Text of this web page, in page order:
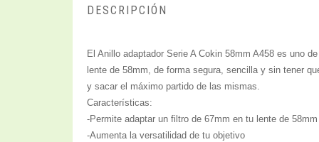
DESCRIPCIÓN
El Anillo adaptador Serie A Cokin 58mm A458 es uno
lente de 58mm, de forma segura, sencilla y sin tener
y sacar el máximo partido de las mismas.
Características:
-Permite adaptar un filtro de 67mm en tu lente de 58mm
-Aumenta la versatilidad de tu objetivo